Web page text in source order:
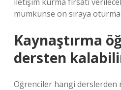
mümkünse ön sıraya
Kaynaştırma
dersten
Öğrenciler hangi derslerden